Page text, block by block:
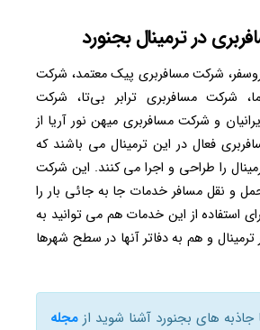
در ترمینال بجنورد
شرکت مسافربری پیک معتمد، شرکت
شرکت مسافربری ترابر بی‌تا، شرکت
و شرکت مسافربری میهن نور آریا از
فعال در این ترمینال می باشند که
را طراحی و اجرا می ‌کنند. این شرکت
و نقل مسافر خدمات جا به جائی بار را
استفاده از این خدمات هم می توانید به
ترمینال و هم به دفاتر آنها در سطح شهرها
های بجنورد آشنا شوید از مجله